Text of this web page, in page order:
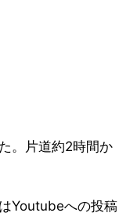
。片道約2時間か
Youtubeへの投稿